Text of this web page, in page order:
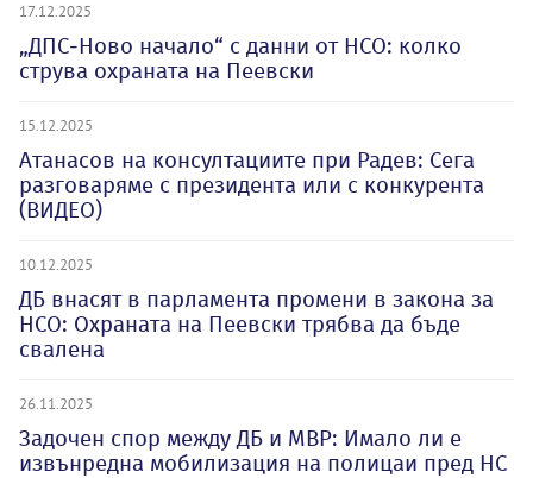
17.12.2025
„ДПС-Ново начало“ с данни от НСО: колко
струва охраната на Пеевски
15.12.2025
Атанасов на консултациите при Радев: Сега
разговаряме с президента или с конкурента
(ВИДЕО)
10.12.2025
ДБ внасят в парламента промени в закона за
НСО: Охраната на Пеевски трябва да бъде
свалена
26.11.2025
Задочен спор между ДБ и МВР: Имало ли е
извънредна мобилизация на полицаи пред НС